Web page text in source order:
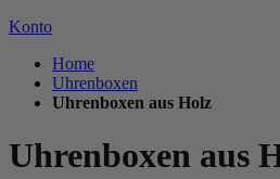
Konto
Home
Uhrenboxen
Uhrenboxen aus Holz
Uhrenboxen aus